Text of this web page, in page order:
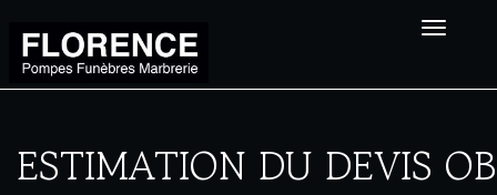
Toggle
ESTIMATION DU DEVIS